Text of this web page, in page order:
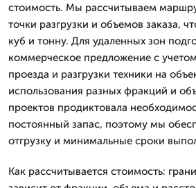
стоимость. Мы рассчитываем
точки разгрузки и объемов заказа,
куб и тонну. Для удаленных зон
коммерческое предложение с
проезда и разгрузки техники на
использования разных фракций и
проектов продиктовала
постоянный запас, поэтому мы
отгрузку и минимальные сроки
Как рассчитывается стоимость: